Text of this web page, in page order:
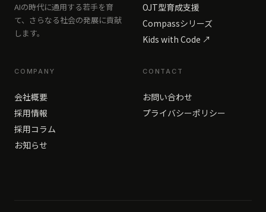
AIの時代に通用する若手を育
て、さらなる社会の発展に貢献
します。
OJT型育成支援
Compassシリーズ
Kids with Code ↗
COMPANY
会社概要
採用情報
採用コラム
お知らせ
CONTACT
お問い合わせ
プライバシーポリシー